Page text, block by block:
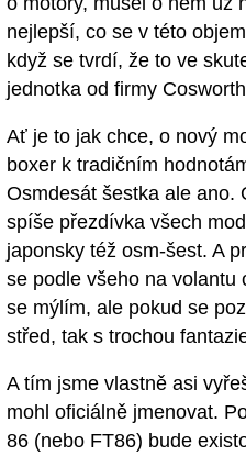
nejlepší, co se v této
když se tvrdí, že to ve
jednotka od firmy
Ať je to jak chce, o nový
boxer k tradičním
Osmdesát šestka ale ano.
spíše přezdívka všech
japonsky též osm-šest. A
se podle všeho na
se mýlím, ale pokud se
střed, tak s trochou
A tím jsme vlastně asi
mohl oficiálně jmenovat.
86 (nebo FT86) bude